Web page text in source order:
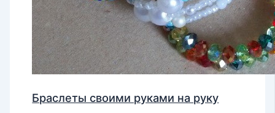
Браслеты своими руками на руку